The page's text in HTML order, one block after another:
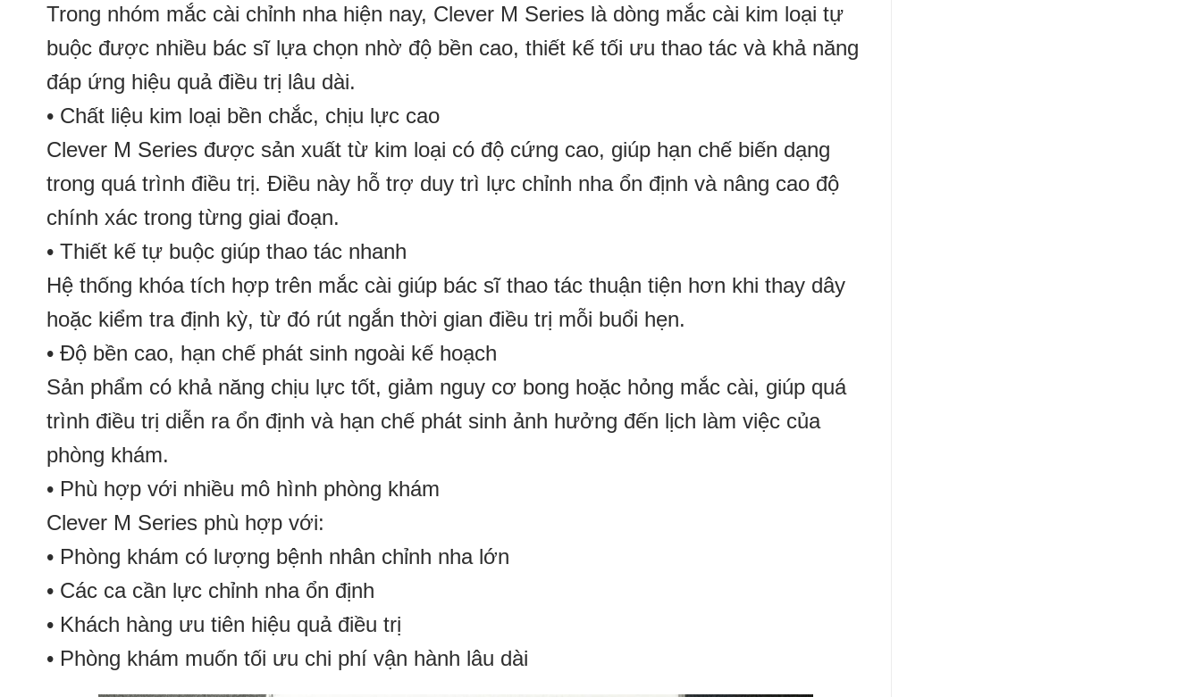
Trong nhóm mắc cài chỉnh nha hiện nay, Clever M Series là dòng mắc cài kim loại tự
buộc được nhiều bác sĩ lựa chọn nhờ độ bền cao, thiết kế tối ưu thao tác và khả năng
đáp ứng hiệu quả điều trị lâu dài.
• Chất liệu kim loại bền chắc, chịu lực cao
Clever M Series được sản xuất từ kim loại có độ cứng cao, giúp hạn chế biến dạng
trong quá trình điều trị. Điều này hỗ trợ duy trì lực chỉnh nha ổn định và nâng cao độ
chính xác trong từng giai đoạn.
• Thiết kế tự buộc giúp thao tác nhanh
Hệ thống khóa tích hợp trên mắc cài giúp bác sĩ thao tác thuận tiện hơn khi thay dây
hoặc kiểm tra định kỳ, từ đó rút ngắn thời gian điều trị mỗi buổi hẹn.
• Độ bền cao, hạn chế phát sinh ngoài kế hoạch
Sản phẩm có khả năng chịu lực tốt, giảm nguy cơ bong hoặc hỏng mắc cài, giúp quá
trình điều trị diễn ra ổn định và hạn chế phát sinh ảnh hưởng đến lịch làm việc của
phòng khám.
• Phù hợp với nhiều mô hình phòng khám
Clever M Series phù hợp với:
• Phòng khám có lượng bệnh nhân chỉnh nha lớn
• Các ca cần lực chỉnh nha ổn định
• Khách hàng ưu tiên hiệu quả điều trị
• Phòng khám muốn tối ưu chi phí vận hành lâu dài